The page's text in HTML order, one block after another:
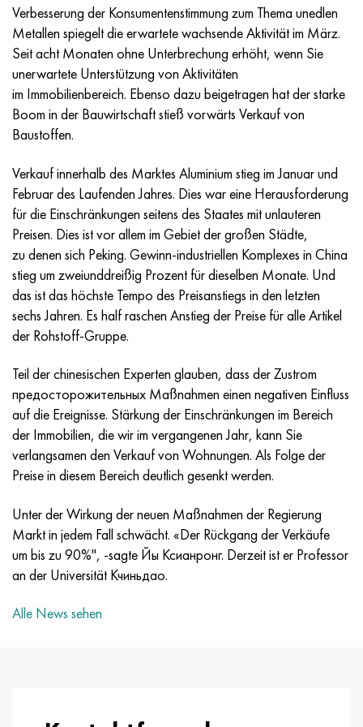
Verbesserung der Konsumentenstimmung zum Thema unedlen
Metallen spiegelt die erwartete wachsende Aktivität im März.
Seit acht Monaten ohne Unterbrechung erhöht, wenn Sie
unerwartete Unterstützung von Aktivitäten
im Immobilienbereich. Ebenso dazu beigetragen hat der starke
Boom in der Bauwirtschaft stieß vorwärts Verkauf von
Baustoffen.
Verkauf innerhalb des Marktes Aluminium stieg im Januar und
Februar des Laufenden Jahres. Dies war eine Herausforderung
für die Einschränkungen seitens des Staates mit unlauteren
Preisen. Dies ist vor allem im Gebiet der großen Städte,
zu denen sich Peking. Gewinn-industriellen Komplexes in China
stieg um zweiunddreißig Prozent für dieselben Monate. Und
das ist das höchste Tempo des Preisanstiegs in den letzten
sechs Jahren. Es half raschen Anstieg der Preise für alle Artikel
der Rohstoff-Gruppe.
Teil der chinesischen Experten glauben, dass der Zustrom
предосторожительных Maßnahmen einen negativen Einfluss
auf die Ereignisse. Stärkung der Einschränkungen im Bereich
der Immobilien, die wir im vergangenen Jahr, kann Sie
verlangsamen den Verkauf von Wohnungen. Als Folge der
Preise in diesem Bereich deutlich gesenkt werden.
Unter der Wirkung der neuen Maßnahmen der Regierung
Markt in jedem Fall schwächt. «Der Rückgang der Verkäufe
um bis zu 90%", -sagte Йы Ксианронг. Derzeit ist er Professor
an der Universität Кчиньдао.
Alle News sehen
Incotherm
Incotest
Jethete M152
Kobalt 6B
Martensitaushärtung 250
Renee 41
Martensitaushärtung 300
Martensitaushärtung 350
MP35N
MP159
Multimet n155
Nicrofer 5923 hMo
Nitronic 40
Nitronic 50
Nitronic 60
47ND
47NHR
49KF
49K2F/49K2FA-VI
50H
50NP
50NHS
52H
52K12F
56DGNH
68NHVKTYU
79NM
80NMV-VI
80NHS
81NMA
HN62VMYUT
HN62MVKYU
HN63MB
HN65VM
HN65VMTYU
HN67MVTYU
HN68VKTYU
HN68VMTYUK-VD
HN70VMTYU
HN73MBTYU
HN70YU
HN75MBTYU
HN77TYU
HN77TYUR
HN78T
VT-35
PT-1M
PT-3V
PT-7M
2V
SPT-2 Schweißdraht
AT3
3М
TL3
5B
TL5
AT-6
Titan 14
SP-17
Titan 40
1.4466 - aisi 310MoLn
Legierung Al6xn
15-7Ph® - 1.4532
PH 13-8 Mo - 1.4534
1.4542 - 17-4Ph®.
Custom 455® - 1.4543 - uns s45500
1.4545 - 15-5Ph®
1.4548 - 17-4Ph®.
1.4550 - aisi 347
1.4567 - aisi 304Cu
1.4570 - aisi303Cu
1.4574 - Legierung PH 15-7 Mo®
1.4597 - aisi 204Cu
Legierung 28 - 1.4563
Legierung 31 - 1.4562
10H17N13М3Т
10H18N18YU4D
11H11N2V2МF
12H18N9Т
13H11N2V2МF
15H11MF
15H12VNMF
15H12N2МVFAB
15H16К5N2МVFAB
15H16N2АМ
18H11МNFB
18H12VMBFR
20H3MVF
21NKMT
37H12N8G8МFB
2.0872, CuNi10Fe1Mn, Cw352h
Silicium-Aluminium-Bronze
CW301G, C64200
Siliciumbronze
C65500, CuAl11Fe3
C65620, CuSi3Fe2Zn3
C65100, CuSi1,5
Zinn-Blei-Bronze
c92200, CuSn6Zn4Pb2
Rotmessing
C84400, CuSn2ZnPb
C83600, CuSn5ZnPb
45G2, 45g2, aisi 1144
Baustahl legiert
10g2, 10g2, aisi 1513
12X2H4A,15NiCr13, 1.5752
АS14, 11SMnPb30
20G, 20mn5
20HN3А, aisi 4320, 20hn3a
20HМ, 24CrMo5, 20hm
25HGM, 20CrMo5, 1.7264
30H, aisi 5130, 30h
30HGS, 30hgs
30HGSA, 30hgsa
30HN2MA, 30CrNiMo8
30HN3A, 31nicr14
34HN3MA, 36NiCrMo16, 35NiCrMo16
R6M5, 1.3343, hs6-5-2, sw7m
R6M5K5, 1.3243, hs6-5-2-5
R6М5F3, 1.3344, hs6-5-3
R9М4К8,1.3207
R12F3, 1.3318, sw12
R18, 1.3355, hs18-0-1, sw18
Kohlenstoffstahl
U10,1.1645, C105W1
11G12, 110G13L, X120Mn12